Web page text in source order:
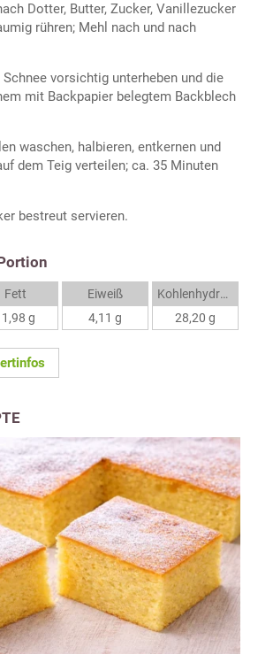
Dotter, Butter, Zucker, Vanillezucker
rühren; Mehl nach und nach
vorsichtig unterheben und die
mit Backpapier belegtem Backblech
waschen, halbieren, entkernen und
dem Teig verteilen; ca. 35 Minuten
bestreut servieren.
Fett
g
Eiweiß
4,11 g
Kohlenhydrate
28,20 g